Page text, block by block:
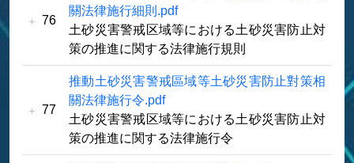
76
關法律施行細則.pdf
土砂災害警戒区域等における土砂災害防止対
策の推進に関する法律施行規則
77
推動土砂災害警戒區域等土砂災害防止對策相
關法律施行令.pdf
土砂災害警戒区域等における土砂災害防止対
策の推進に関する法律施行令